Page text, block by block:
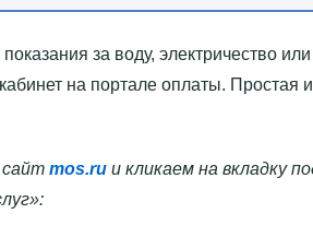
за воду, электричество
на портале оплаты. Простая
mos.ru и кликаем на вкладку